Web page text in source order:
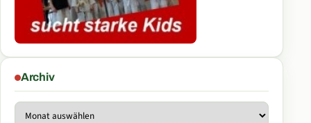
Archiv
Archiv